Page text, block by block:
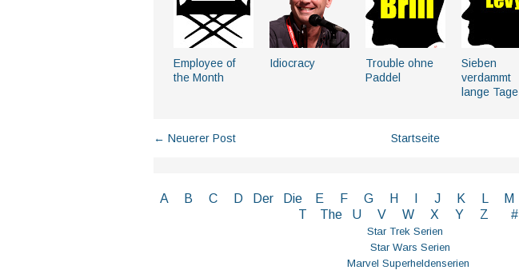
Employee of
the Month
Idiocracy
Trouble ohne
Paddel
Sieben
verdammt
lange Tage
← Neuerer Post Startseite
A B C D Der Die E F G H I J K M
T
The U V W X Y Z #
Star Trek Serien
Star Wars Serien
Marvel Superheldenserien